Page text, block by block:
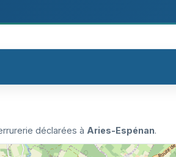
déclarées à Aries-Espénan.